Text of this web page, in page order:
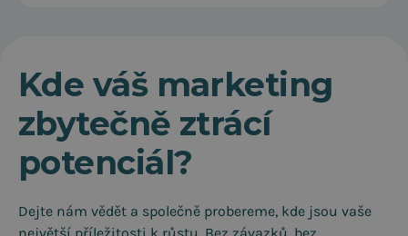
Kde váš marketing
zbytečně ztrácí
potenciál?
Dejte nám vědět a společně probereme, kde jsou vaše